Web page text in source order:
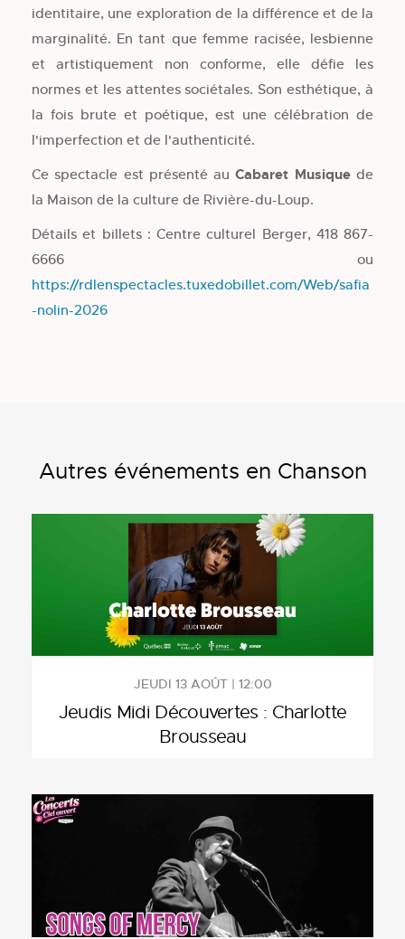
identitaire, une exploration de la différence et de la
marginalité. En tant que femme racisée, lesbienne
et artistiquement non conforme, elle défie les
normes et les attentes sociétales. Son esthétique, à
la fois brute et poétique, est une célébration de
l'imperfection et de l'authenticité.
Ce spectacle est présenté auCabaret Musiquede
la Maison de la culture de Rivière-du-Loup.
Détails et billets : Centre culturel Berger, 418 867-
6666 ou
https://rdlenspectacles.tuxedobillet.com/Web/safia
-nolin-2026
Autres événements en Chanson
JEUDI 13 AOÛT | 12:00
Jeudis Midi Découvertes : Charlotte
Brousseau